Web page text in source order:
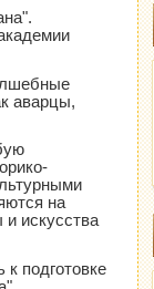
аварцы,
на
и искусства
подготовке